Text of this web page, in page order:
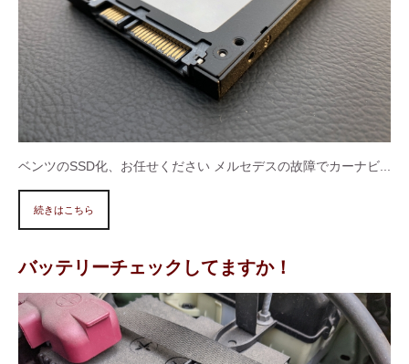
ベンツのSSD化、お任せください メルセデスの故障でカーナビ...
続きはこちら
バッテリーチェックしてますか！